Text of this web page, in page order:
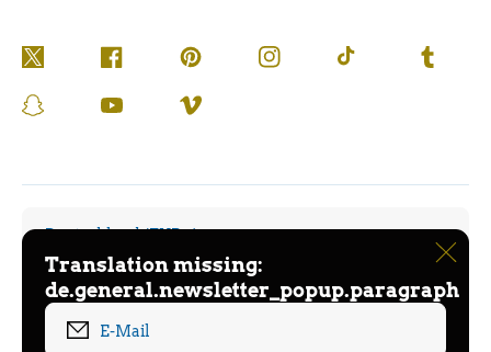
Twitter Facebook Pinterest Instagram TikTok Tumblr
Snapchat YouTube Vimeo
Deutschland (EUR €)
Deutsch
Zahlungsmethoden
Translation missing:
de.general.newsletter_popup.paragraph
E-Mail